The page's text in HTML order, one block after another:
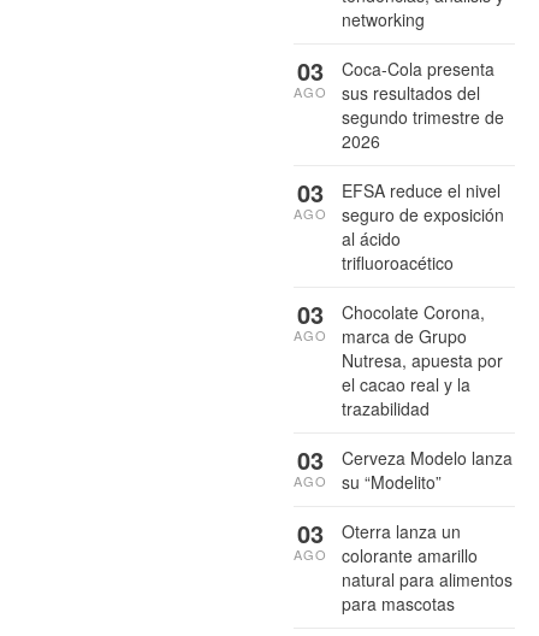
networking
Coca-Cola presenta
sus resultados del
segundo trimestre de
2026
03
AGO
EFSA reduce el nivel
seguro de exposición
al ácido
trifluoroacético
03
AGO
Chocolate Corona,
marca de Grupo
Nutresa, apuesta por
el cacao real y la
trazabilidad
03
AGO
Cerveza Modelo lanza
su “Modelito”
03
AGO
Oterra lanza un
colorante amarillo
natural para alimentos
para mascotas
03
AGO